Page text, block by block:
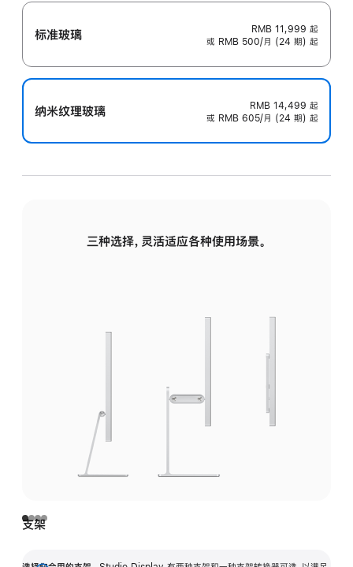
标准玻璃 RMB 11,999 起
或 RMB 500/月 (24 期) 起
纳米纹理玻璃 RMB 14,499 起
或 RMB 605/月 (24 期) 起
三种选择，灵活适应各种使用场景。
支架